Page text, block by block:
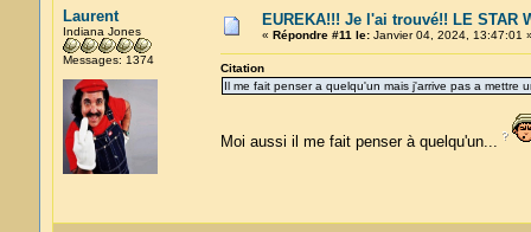
Laurent
Indiana Jones
Messages: 1374
EUREKA!!! Je l'ai trouvé!! LE STAR
« Répondre #11 le:Janvier 04, 2024, 13:47:01
Citation
Il me fait penser a quelqu'un mais j'arrive pas a mettre
Moi aussi il me fait penser à quelqu'un...